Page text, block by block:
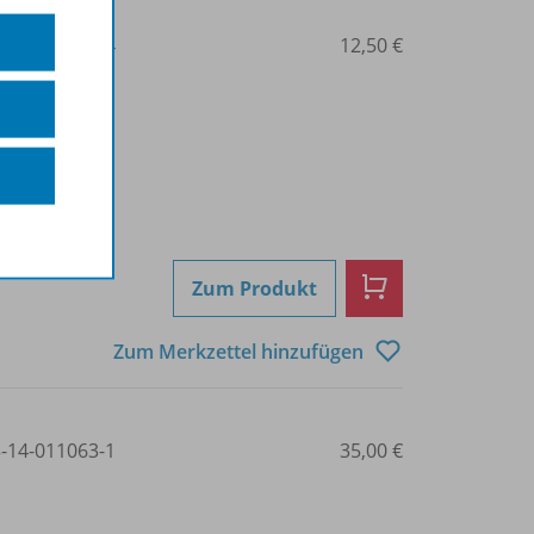
14-011062-4 12,50 €
Zum Produkt
Zum Merkzettel hinzufügen
14-011063-1 35,00 €